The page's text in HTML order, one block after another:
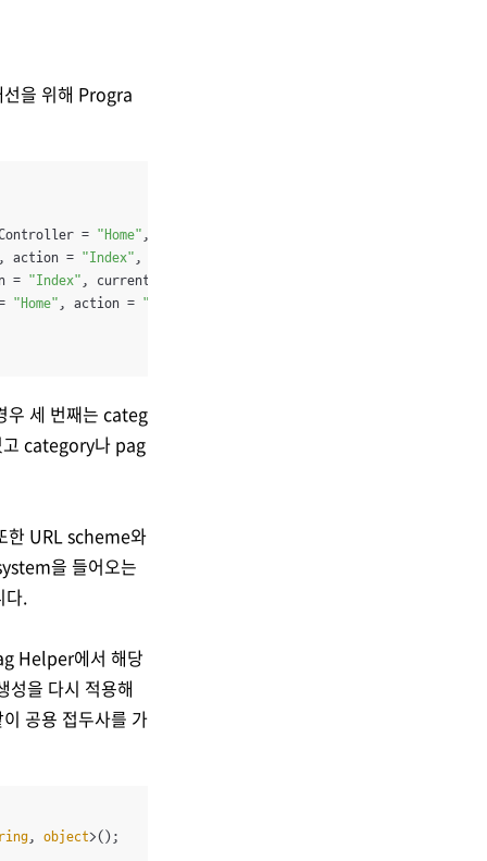
을 위해 Progra
= "Home" , action =
, action = "Index" , currentPage =
= "Index" , currentPage =
"Home" , action = "Index"
우 세 번째는 categ
고 category나 pag
한 URL scheme와
을 들어오는
다.
Helper에서 해당
을 다시 적용해
공용 접두사를 가
, object>();